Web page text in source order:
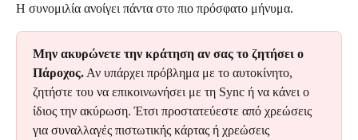
Η συνομιλία ανοίγει πάντα στο πιο πρόσφατο μήνυμα.
Μην ακυρώνετε την κράτηση αν σας το ζητήσει ο
Πάροχος. Αν υπάρχει πρόβλημα με το αυτοκίνητο,
ζητήστε του να επικοινωνήσει με τη Sync ή να κάνει ο
ίδιος την ακύρωση. Έτσι προστατεύεστε από χρεώσεις
για συναλλαγές πιστωτικής κάρτας ή χρεώσεις